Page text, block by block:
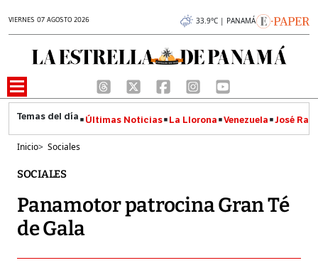
VIERNES 07 AGOSTO 2026 33.9°C | PANAMÁ
Últimas Noticias La Llorona Venezuela José
Inicio> Sociales
SOCIALES
Panamotor patrocina Gran Té
de Gala